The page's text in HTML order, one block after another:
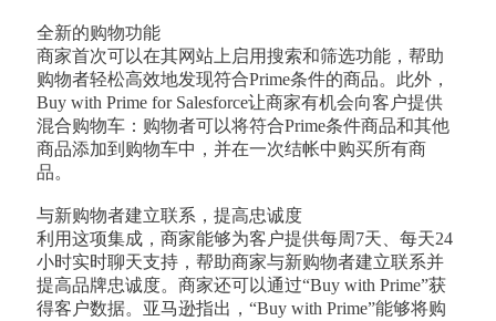
全新的购物功能
商家首次可以在其网站上启用搜索和筛选功能，帮助
购物者轻松高效地发现符合Prime条件的商品。此外，
Buy with Prime for Salesforce让商家有机会向客户提供
混合购物车：购物者可以将符合Prime条件商品和其他
商品添加到购物车中，并在一次结帐中购买所有商
品。
与新购物者建立联系，提高忠诚度
利用这项集成，商家能够为客户提供每周7天、每天24
小时实时聊天支持，帮助商家与新购物者建立联系并
提高品牌忠诚度。商家还可以通过“Buy with Prime”获
得客户数据。亚马逊指出，“Buy with Prime”能够将购